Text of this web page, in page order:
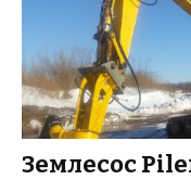
Землесос